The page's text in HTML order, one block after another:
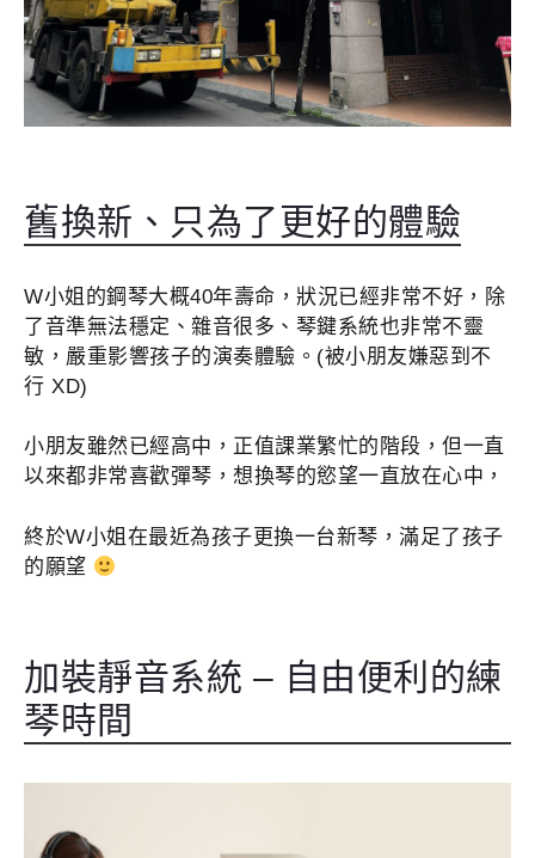
舊換新、只為了更好的體驗
W小姐的鋼琴大概40年壽命，狀況已經非常不好，除
了音準無法穩定、雜音很多、琴鍵系統也非常不靈
敏，嚴重影響孩子的演奏體驗。(被小朋友嫌惡到不
行 XD)
小朋友雖然已經高中，正值課業繁忙的階段，但一直
以來都非常喜歡彈琴，想換琴的慾望一直放在心中，
終於W小姐在最近為孩子更換一台新琴，滿足了孩子
的願望
加裝靜音系統 – 自由便利的練
琴時間